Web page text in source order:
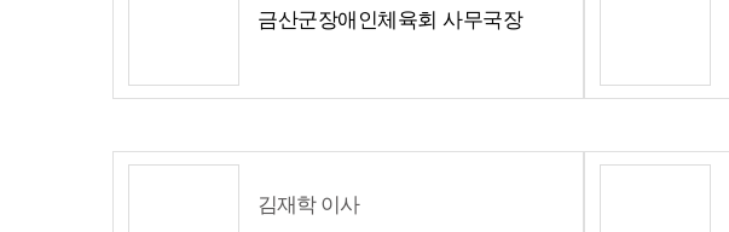
금산군장애인체육회 사무국장
김재학 이사